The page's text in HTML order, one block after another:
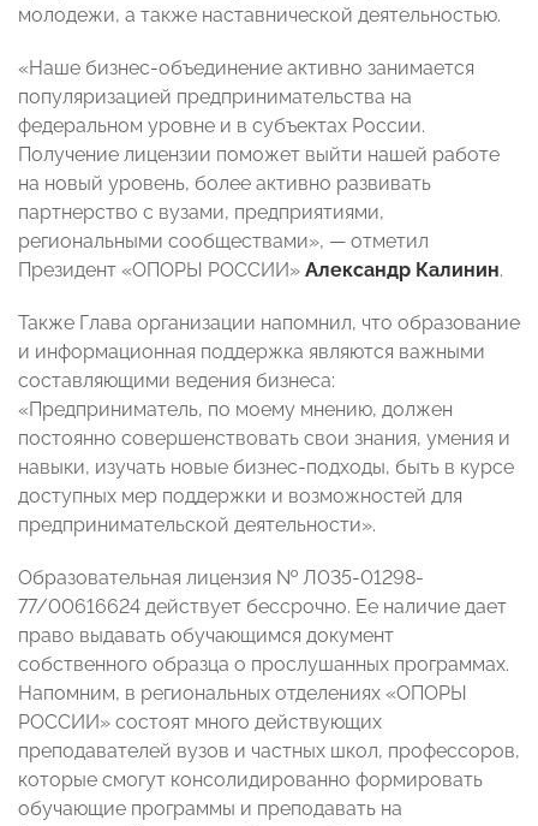
молодежи, а также наставнической деятельностью.
«Наше бизнес-объединение активно занимается
популяризацией предпринимательства на
федеральном уровне и в субъектах России.
Получение лицензии поможет выйти нашей работе
на новый уровень, более активно развивать
партнерство с вузами, предприятиями,
региональными сообществами», — отметил
Президент «ОПОРЫ РОССИИ» Александр Калинин.
Также Глава организации напомнил, что образование
и информационная поддержка являются важными
составляющими ведения бизнеса:
«Предприниматель, по моему мнению, должен
постоянно совершенствовать свои знания, умения и
навыки, изучать новые бизнес-подходы, быть в курсе
доступных мер поддержки и возможностей для
предпринимательской деятельности».
Образовательная лицензия № Л035-01298-
77/00616624 действует бессрочно. Ее наличие дает
право выдавать обучающимся документ
собственного образца о прослушанных программах.
Напомним, в региональных отделениях «ОПОРЫ
РОССИИ» состоят много действующих
преподавателей вузов и частных школ, профессоров,
которые смогут консолидированно формировать
обучающие программы и преподавать на